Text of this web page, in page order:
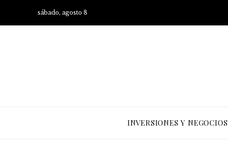
sábado, agosto 8
INVERSIONES Y NEGOCIOS